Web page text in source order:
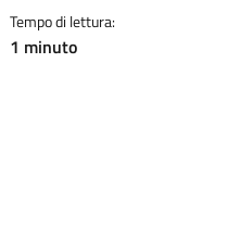
Tempo di lettura:
1 minuto